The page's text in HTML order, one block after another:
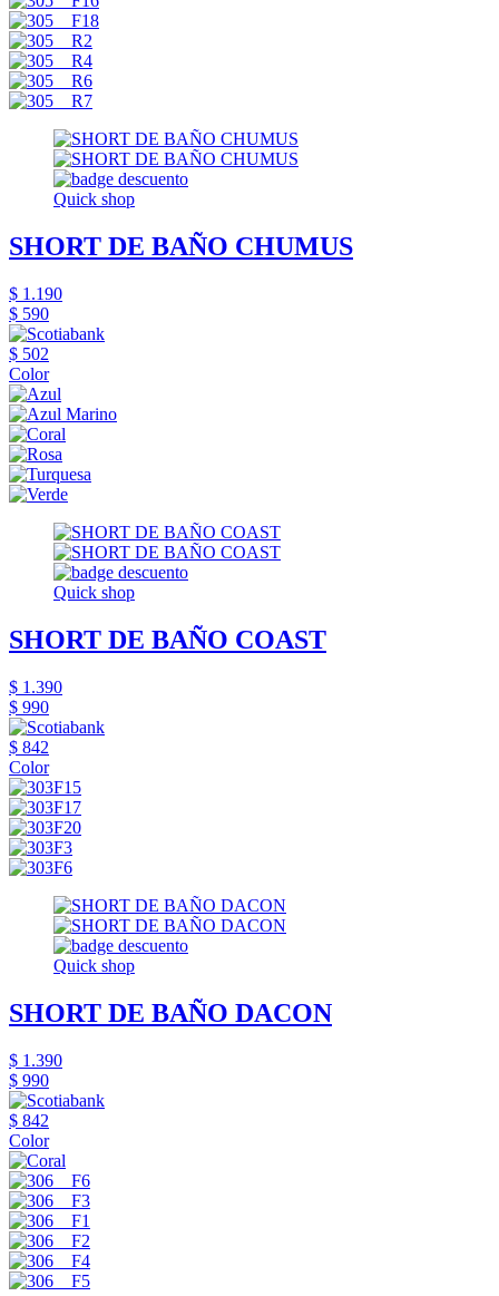
Quick shop
SHORT DE BAÑO CHUMUS
$ 1.190
$ 590
$ 502
Color
Quick shop
SHORT DE BAÑO COAST
$ 1.390
$ 990
$ 842
Color
Quick shop
SHORT DE BAÑO DACON
$ 1.390
$ 990
$ 842
Color